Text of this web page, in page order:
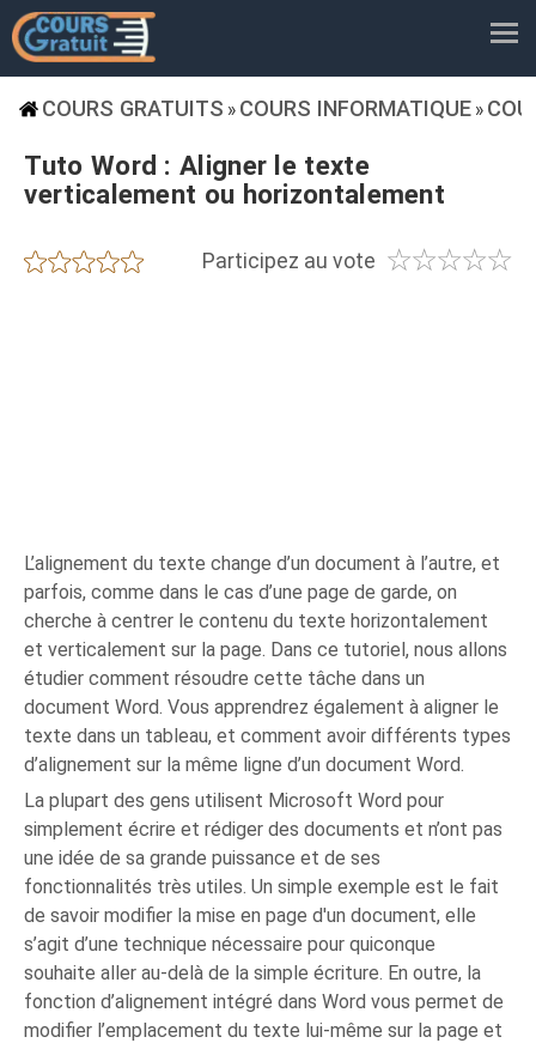
COURS GRATUITS » COURS INFORMATIQUE »
Tuto Word : Aligner le texte
verticalement ou horizontalement
Participez au vote ☆☆☆☆☆
★★★★★
L’alignement du texte change d’un document à l’autre, et
parfois, comme dans le cas d’une page de garde, on
cherche à centrer le contenu du texte horizontalement
et verticalement sur la page. Dans ce tutoriel, nous allons
étudier comment résoudre cette tâche dans un
document Word. Vous apprendrez également à aligner le
texte dans un tableau, et comment avoir différents types
d’alignement sur la même ligne d’un document Word.
La plupart des gens utilisent Microsoft Word pour
simplement écrire et rédiger des documents et n’ont pas
une idée de sa grande puissance et de ses
fonctionnalités très utiles. Un simple exemple est le fait
de savoir modifier la mise en page d'un document, elle
s’agit d’une technique nécessaire pour quiconque
souhaite aller au-delà de la simple écriture. En outre, la
fonction d’alignement intégré dans Word vous permet de
modifier l’emplacement du texte lui-même sur la page et